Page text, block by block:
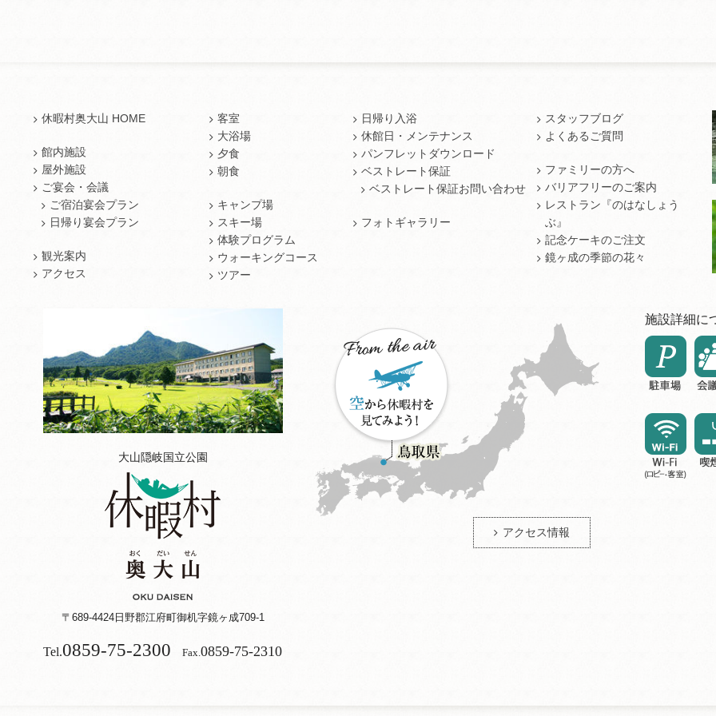
休暇村奥大山 HOME
館内施設
屋外施設
ご宴会・会議
ご宿泊宴会プラン
日帰り宴会プラン
観光案内
アクセス
客室
大浴場
夕食
朝食
キャンプ場
スキー場
体験プログラム
ウォーキングコース
ツアー
日帰り入浴
休館日・メンテナンス
パンフレットダウンロード
ベストレート保証
ベストレート保証お問い合わせ
フォトギャラリー
スタッフブログ
よくあるご質問
ファミリーの方へ
バリアフリーのご案内
レストラン『のはなしょう
ぶ』
記念ケーキのご注文
鏡ヶ成の季節の花々
大山隠岐国立公園
〒689-4424日野郡江府町御机字鏡ヶ成709-1
Tel.0859-75-2300 Fax. 0859-75-2310
アクセス情報
施設詳細に